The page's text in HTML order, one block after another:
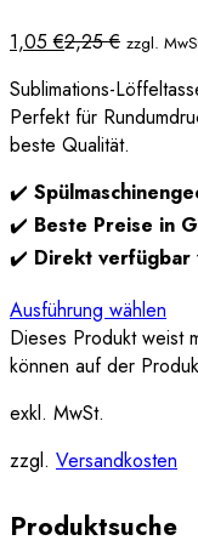
1,05€2,25€ zzgl.
Sublimations-
Perfekt für
beste Qualität.
✔️
✔️ Beste Preise in
✔️ Direkt verfügbar
Ausführung wählen
Dieses Produkt weist
können auf der
exkl. MwSt.
zzgl. Versandkosten
Produktsuche